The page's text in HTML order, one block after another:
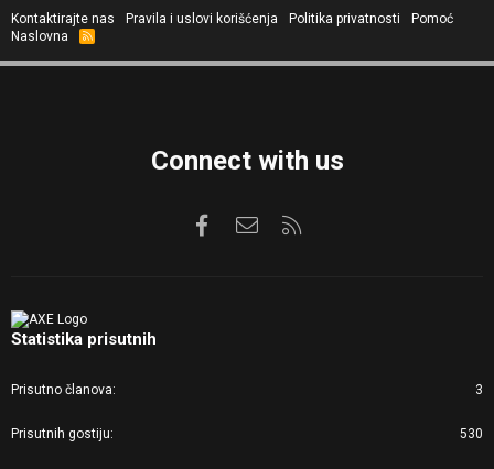
Kontaktirajte nas
Pravila i uslovi korišćenja Politika privatnosti
Pomoć
Naslovna
R
S
Connect with us
FacebookKontaktirajte nas
Statistika prisutnih
Prisutno članova 3
Prisutnih gostiju 530